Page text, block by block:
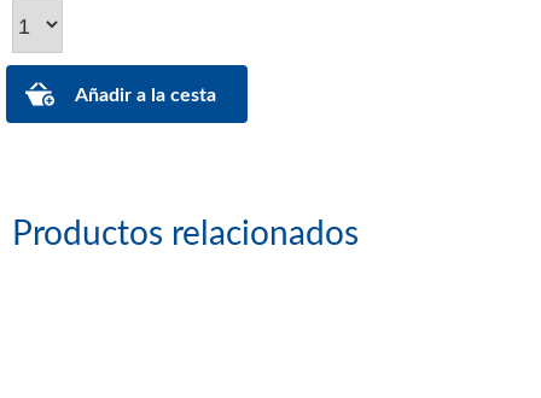
Productos relacionados